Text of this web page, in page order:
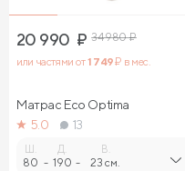
20 990 ₽ 34 980₽
или частями от1 749₽ в мес.
Матрас Eco Optima
5.0
13
80 -
Д.
190 -
В.
23 см.